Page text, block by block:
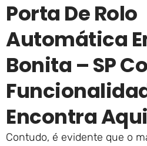
Porta De Rolo
Automática
Bonita – SP
Encontra Aqui
Contudo, é evidente que o